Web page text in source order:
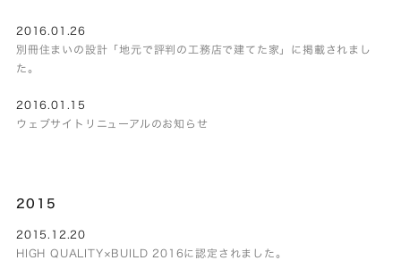
2016.01.26
別冊住まいの設計「地元で評判の工務店で建てた家」に掲載されまし
た。
2016.01.15
ウェブサイトリニューアルのお知らせ
2015
2015.12.20
HIGH QUALITY×BUILD 2016に認定されました。